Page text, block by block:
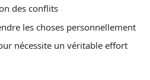
des conflits
les choses personnellement
nécessite un véritable effort